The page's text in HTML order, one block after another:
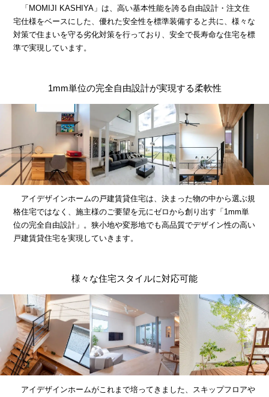
「MOMIJI KASHIYA」は、高い基本性能を誇る自由設計・注文住
宅仕様をベースにした、優れた安全性を標準装備すると共に、様々な
対策で住まいを守る劣化対策を行っており、安全で長寿命な住宅を標
準で実現しています。
1mm単位の完全自由設計が実現する柔軟性
アイデザインホームの戸建賃貸住宅は、決まった物の中から選ぶ規
格住宅ではなく、施主様のご要望を元にゼロから創り出す「1mm単
位の完全自由設計」。狭小地や変形地でも高品質でデザイン性の高い
戸建賃貸住宅を実現していきます。
様々な住宅スタイルに対応可能
アイデザインホームがこれまで培ってきました、スキップフロアや